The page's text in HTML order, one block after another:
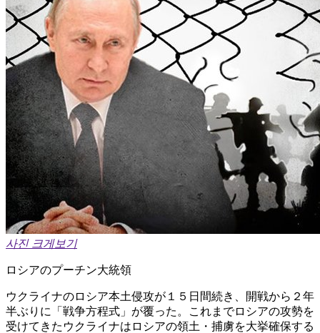
사진 크게보기
ロシアのプーチン大統領
ウクライナのロシア本土侵攻が１５日間続き、開戦から２年
半ぶりに「戦争方程式」が覆った。これまでロシアの攻勢を
受けてきたウクライナはロシアの領土・捕虜を大挙確保する